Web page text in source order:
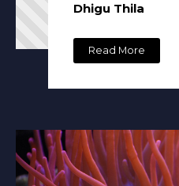
Dhigu Thila
Read More